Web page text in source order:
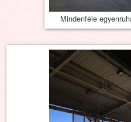
Mindenféle